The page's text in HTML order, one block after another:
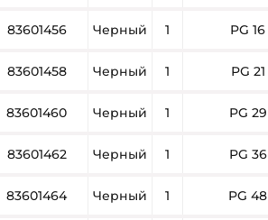
83601456 Черный 1 PG 16
83601458 Черный 1 PG 21
83601460 Черный 1 PG 29
83601462 Черный 1 PG 36
83601464 Черный 1 PG 48